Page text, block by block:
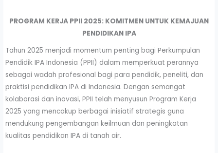
PROGRAM KERJA PPII 2025: KOMITMEN UNTUK KEMAJUAN
PENDIDIKAN IPA
Tahun 2025 menjadi momentum penting bagi Perkumpulan
Pendidik IPA Indonesia (PPII) dalam memperkuat perannya
sebagai wadah profesional bagi para pendidik, peneliti, dan
praktisi pendidikan IPA di Indonesia. Dengan semangat
kolaborasi dan inovasi, PPII telah menyusun Program Kerja
2025 yang mencakup berbagai inisiatif strategis guna
mendukung pengembangan keilmuan dan peningkatan
kualitas pendidikan IPA di tanah air.